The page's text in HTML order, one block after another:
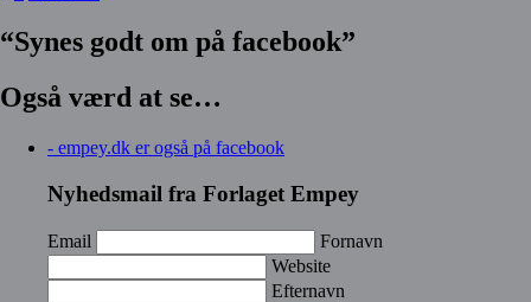
“Synes godt om på facebook”
Også værd at se…
- empey.dk er også på facebook
Nyhedsmail fra Forlaget Empey
Email
Fornavn
Website
Efternavn